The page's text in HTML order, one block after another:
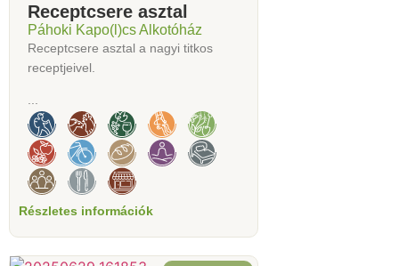
Receptcsere asztal
Páhoki Kapo(l)cs Alkotóház
Receptcsere asztal a nagyi titkos
receptjeivel.
Részletes információk